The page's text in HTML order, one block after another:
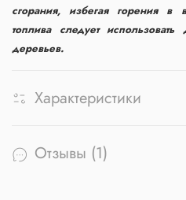
сгорания, избегая горения в
топлива следует
деревьев.
Характеристики
Отзывы (1)